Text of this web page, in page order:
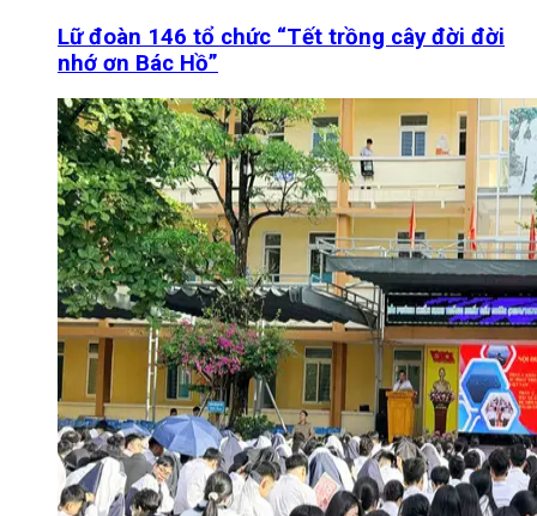
Lữ đoàn 146 tổ chức “Tết trồng cây đời đời
nhớ ơn Bác Hồ”